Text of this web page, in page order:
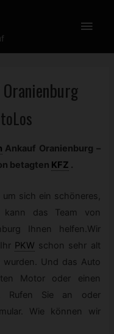
Ankauf Oranienburg –
betagten KFZ .
sich ein schöneres,
kann das Team von
Ihnen helfen.Wir
PKW schon sehr alt
Und das Auto
Motor oder einen
Rufen Sie an oder
Wie können wir